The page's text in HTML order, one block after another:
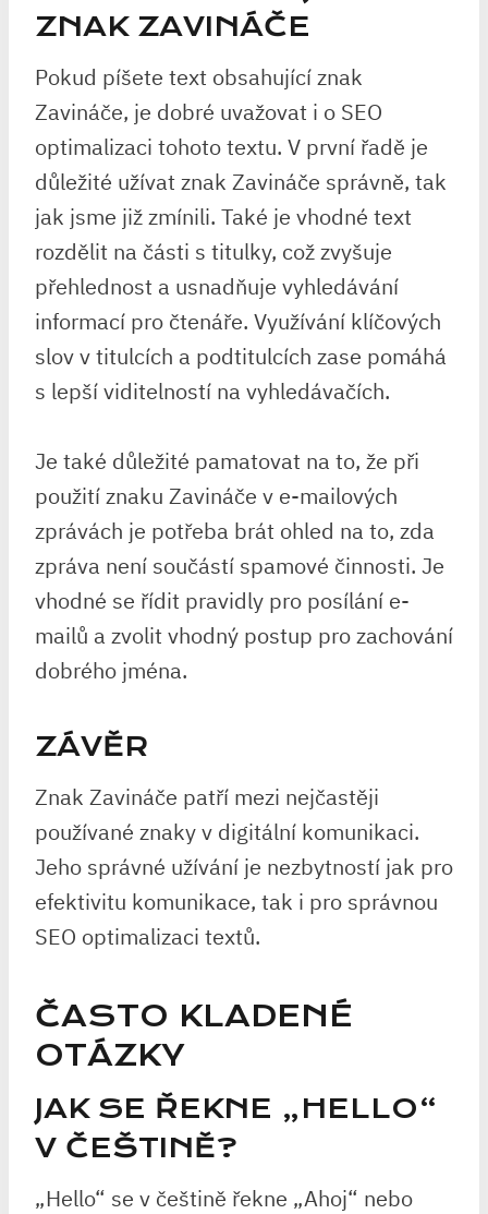
ZNAK ZAVINÁČE
Pokud píšete text obsahující znak
Zavináče, je dobré uvažovat i o SEO
optimalizaci tohoto textu. V první řadě je
důležité užívat znak Zavináče správně, tak
jak jsme již zmínili. Také je vhodné text
rozdělit na části s titulky, což zvyšuje
přehlednost a usnadňuje vyhledávání
informací pro čtenáře. Využívání klíčových
slov v titulcích a podtitulcích zase pomáhá
s lepší viditelností na vyhledávačích.
Je také důležité pamatovat na to, že při
použití znaku Zavináče v e-mailových
zprávách je potřeba brát ohled na to, zda
zpráva není součástí spamové činnosti. Je
vhodné se řídit pravidly pro posílání e-
mailů a zvolit vhodný postup pro zachování
dobrého jména.
ZÁVĚR
Znak Zavináče patří mezi nejčastěji
používané znaky v digitální komunikaci.
Jeho správné užívání je nezbytností jak pro
efektivitu komunikace, tak i pro správnou
SEO optimalizaci textů.
ČASTO KLADENÉ
OTÁZKY
JAK SE ŘEKNE „HELLO“
V ČEŠTINĚ?
„Hello“ se v češtině řekne „Ahoj“ nebo